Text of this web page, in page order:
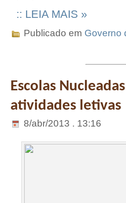
:: LEIA MAIS »
Publicado em Governo
Escolas
atividades letivas
8/abr/2013 . 13:16